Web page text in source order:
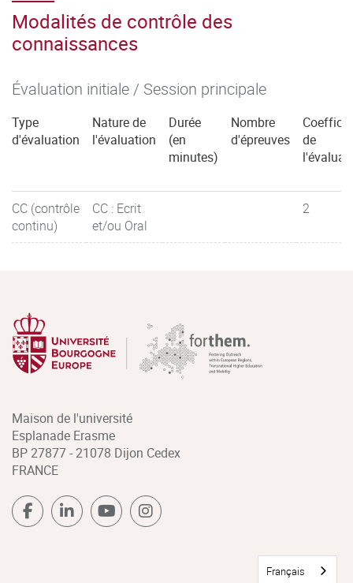
Modalités de contrôle des
connaissances
Évaluation initiale / Session principale
Type
d'évaluation
Nature de
l'évaluation
Durée
(en
minutes)
Nombre
d'épreuves
de
CC (contrôle
continu)
CC : Ecrit
et/ou Oral
2
Maison de l'université
Esplanade Erasme
BP 27877 - 21078 Dijon Cedex
FRANCE
Français